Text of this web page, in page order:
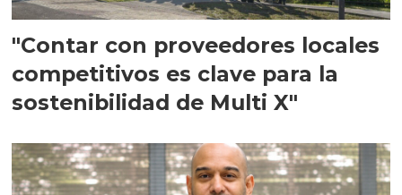
"Contar con proveedores locales
competitivos es clave para la
sostenibilidad de Multi X"